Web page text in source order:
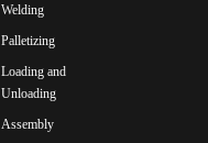
Welding
Palletizing
Loading and
Unloading
Assembly